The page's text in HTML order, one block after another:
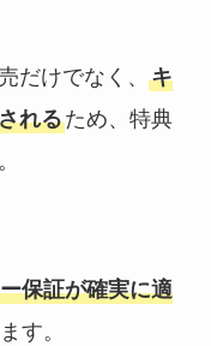
だけでなく、
キ
れるため、特典
保証が確実に適
す。